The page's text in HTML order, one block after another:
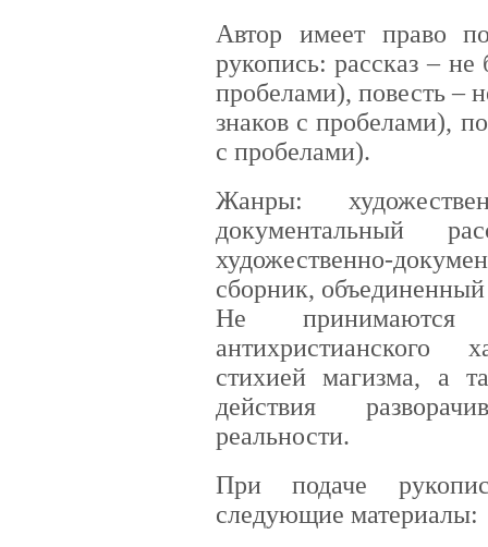
Автор имеет право
рукопись: рассказ –
пробелами), повесть –
знаков с пробелами),
с пробелами).
Жанры:
документальный
художественно-
сборник,
Не
антихристианского
стихией магизма, а
действия
реальности.
При подаче
следующие материалы: